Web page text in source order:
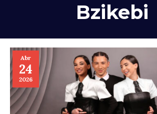
Bzikebi
Abr
24
2026